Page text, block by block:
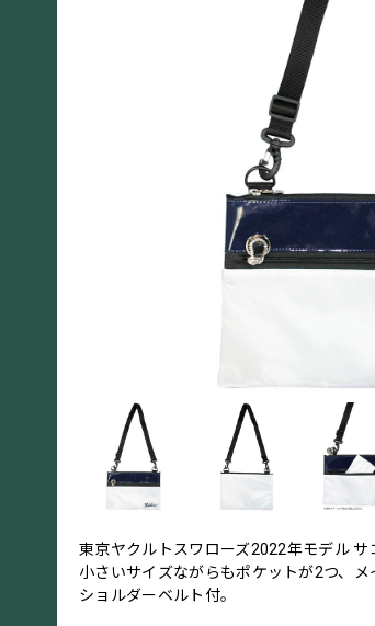
東京ヤクルトスワローズ2022年モデル サ
小さいサイズながらもポケットが2つ、
ショルダーベルト付。